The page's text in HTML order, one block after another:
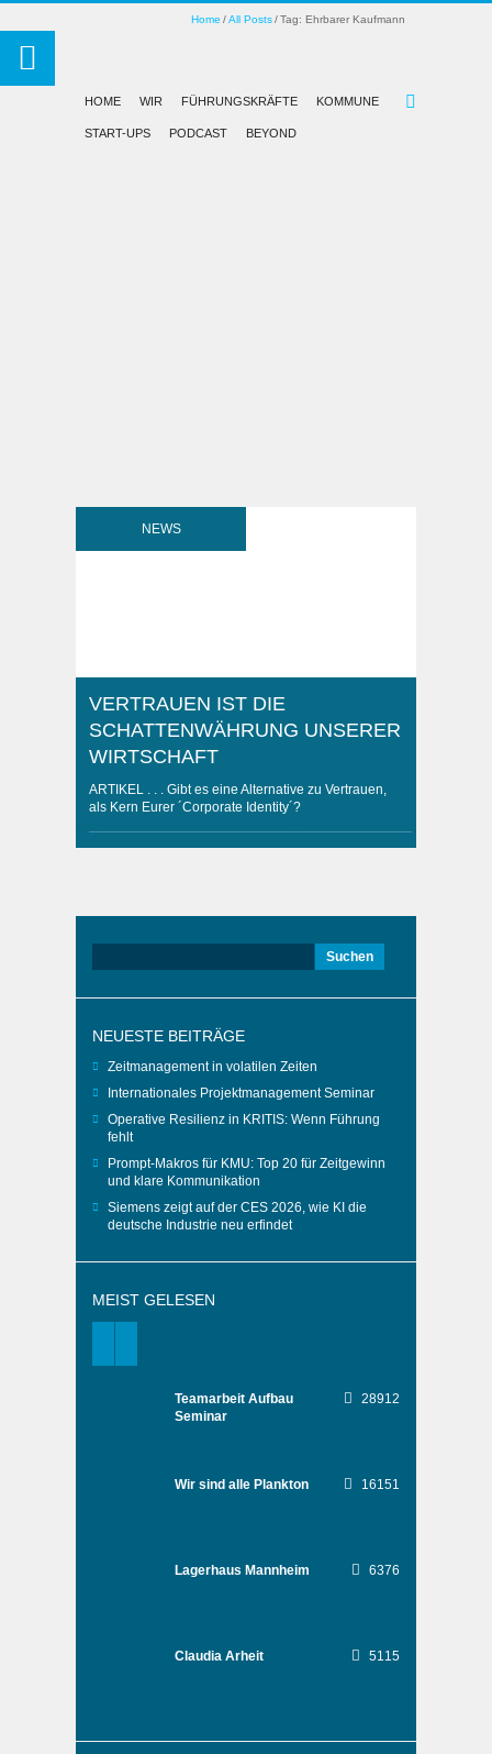
Home All Posts Tag: Ehrbarer Kaufmann
HOME WIR FÜHRUNGSKRÄFTE KOMMUNE
START-UPS PODCAST BEYOND
NEWS
VERTRAUEN IST DIE
SCHATTENWÄHRUNG UNSERER
WIRTSCHAFT
ARTIKEL . . . Gibt es eine Alternative zu Vertrauen,
als Kern Eurer ´Corporate Identity´?
wichtiger, gerade in Folge der Finanzmarktkrise
nach:
NEUESTE BEITRÄGE
Zeitmanagement in volatilen Zeiten
Internationales Projektmanagement Seminar
Operative Resilienz in KRITIS: Wenn Führung
fehlt
Prompt-Makros für KMU: Top 20 für Zeitgewinn
und klare Kommunikation
Siemens zeigt auf der CES 2026, wie KI die
deutsche Industrie neu erfindet
MEIST GELESEN
Teamarbeit Aufbau
Seminar
28912
Wir sind alle Plankton 16151
Lagerhaus Mannheim 6376
Claudia Arheit 5115